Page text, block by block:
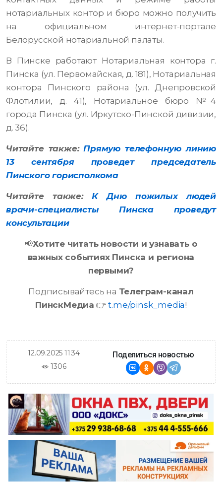
нотариальных контор и бюро можно получить
на официальном интернет-портале
Белорусской нотариальной палаты.
В Пинске работают Нотариальная контора г.
Пинска (ул. Первомайская, д. 181), Нотариальная
контора Пинского района (ул. Днепровской
Флотилии, д. 41), Нотариальное бюро №4
города Пинска (ул. Иркутско-Пинской дивизии,
д. 36).
Читайте также:Прямую телефонную линию
13 сентября проведет председатель
Пинского горисполкома
Читайте также:К Дню пожилых людей
врачи-специалисты Пинска проведут
консультации
📢Хотите читать новости и узнавать о
важных событиях Пинска и региона
первыми?
Подписывайтесь на Телеграм-канал
ПинскМедиа 👉t.me/pinsk_media!
12.09.2025 11:34
1306
Поделиться новостью